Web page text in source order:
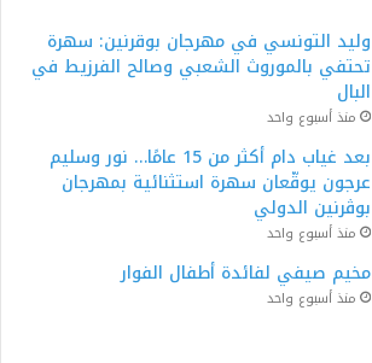
وليد التونسي في مهرجان بوقرنين: سهرة
تحتفي بالموروث الشعبي وصالح الفرزيط في
البال
منذ أسبوع واحد
بعد غياب دام أكثر من 15 عامًا… نور وسليم
عرجون يوقّعان سهرة استثنائية بمهرجان
بوڨرنين الدولي
منذ أسبوع واحد
مخيم صيفي لفائدة أطفال الفوار
منذ أسبوع واحد